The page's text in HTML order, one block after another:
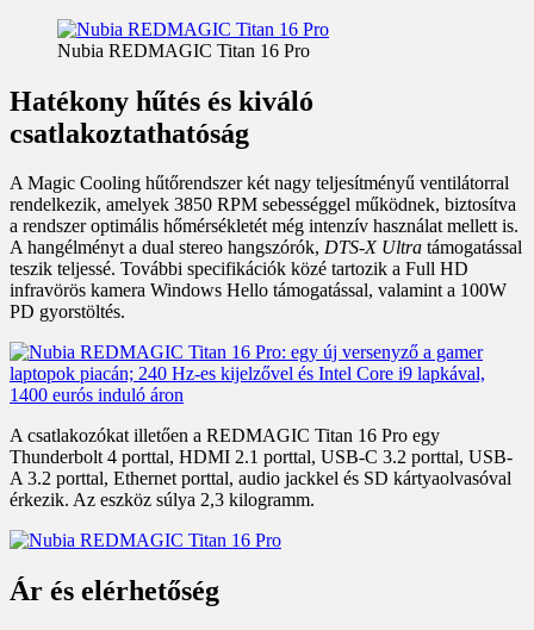
Nubia REDMAGIC Titan 16 Pro
Hatékony hűtés és kiváló
csatlakoztathatóság
A Magic Cooling hűtőrendszer két nagy teljesítményű ventilátorral
rendelkezik, amelyek 3850 RPM sebességgel működnek, biztosítva
a rendszer optimális hőmérsékletét még intenzív használat mellett is.
A hangélményt a dual stereo hangszórók, DTS-X Ultra támogatással
teszik teljessé. További specifikációk közé tartozik a Full HD
infravörös kamera Windows Hello támogatással, valamint a 100W
PD gyorstöltés.
A csatlakozókat illetően a REDMAGIC Titan 16 Pro egy
Thunderbolt 4 porttal, HDMI 2.1 porttal, USB-C 3.2 porttal, USB-
A 3.2 porttal, Ethernet porttal, audio jackkel és SD kártyaolvasóval
érkezik. Az eszköz súlya 2,3 kilogramm.
Ár és elérhetőség